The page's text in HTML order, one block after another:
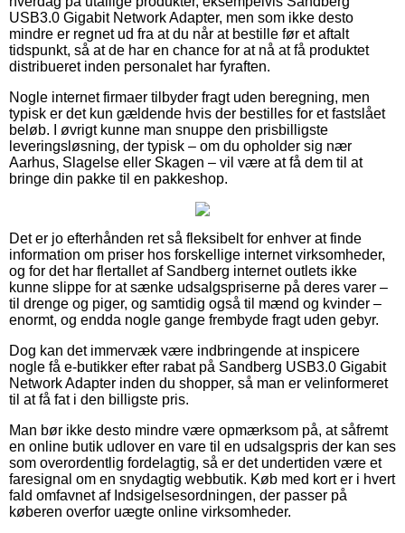
USB3.0 Gigabit Network Adapter, men som ikke desto
mindre er regnet ud fra at du når at bestille før et aftalt
tidspunkt, så at de har en chance for at nå at få produktet
distribueret inden personalet har fyraften.
Nogle internet firmaer tilbyder fragt uden beregning, men
typisk er det kun gældende hvis der bestilles for et fastslået
beløb. I øvrigt kunne man snuppe den prisbilligste
leveringsløsning, der typisk – om du opholder sig nær
Aarhus, Slagelse eller Skagen – vil være at få dem til at
bringe din pakke til en pakkeshop.
Det er jo efterhånden ret så fleksibelt for enhver at finde
information om priser hos forskellige internet virksomheder,
og for det har flertallet af Sandberg internet outlets ikke
kunne slippe for at sænke udsalgspriserne på deres varer –
til drenge og piger, og samtidig også til mænd og kvinder –
enormt, og endda nogle gange frembyde fragt uden gebyr.
Dog kan det immervæk være indbringende at inspicere
nogle få e-butikker efter rabat på Sandberg USB3.0 Gigabit
Network Adapter inden du shopper, så man er velinformeret
til at få fat i den billigste pris.
Man bør ikke desto mindre være opmærksom på, at såfremt
en online butik udlover en vare til en udsalgspris der kan ses
som overordentlig fordelagtig, så er det undertiden være et
faresignal om en snydagtig webbutik. Køb med kort er i hvert
fald omfavnet af Indsigelsesordningen, der passer på
køberen overfor uægte online virksomheder.